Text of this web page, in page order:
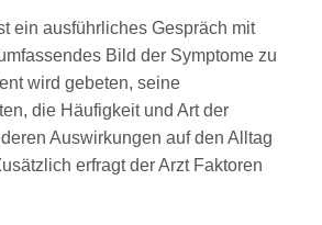
ein ausführliches Gespräch mit
Bild der Symptome zu
wird gebeten, seine
die Häufigkeit und Art der
Auswirkungen auf den Alltag
erfragt der Arzt Faktoren